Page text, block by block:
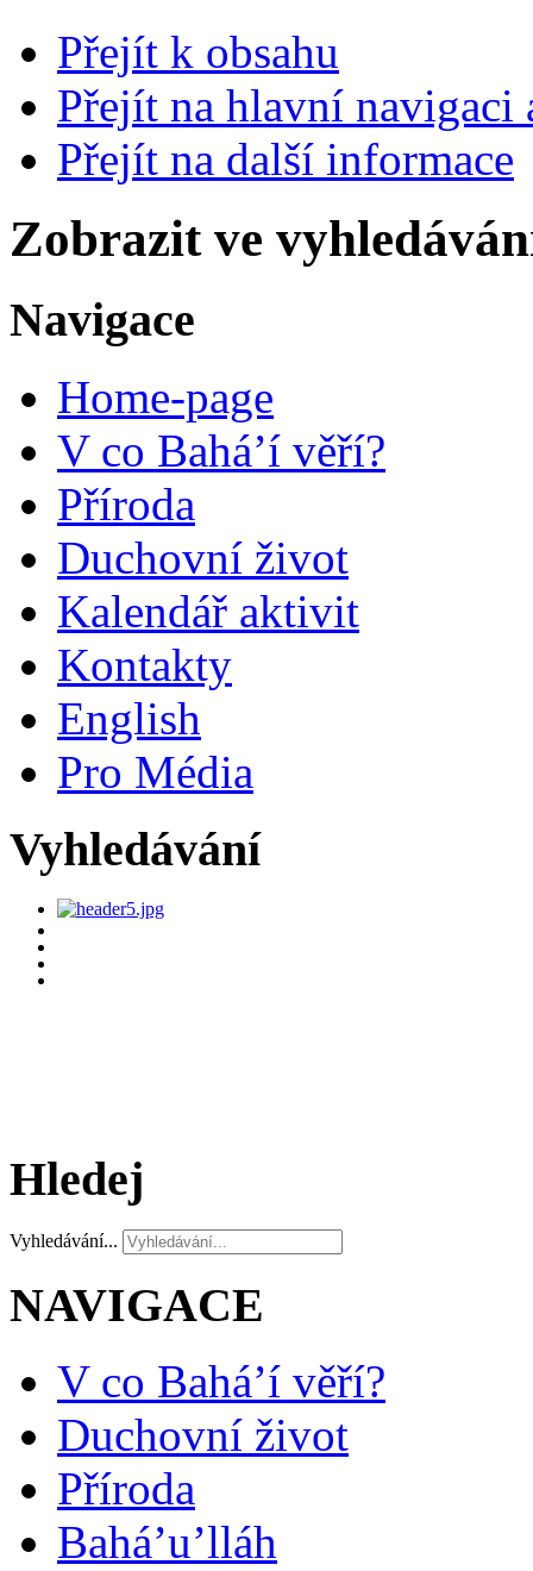
Přejít k obsahu
Přejít na hlavní navigaci
Přejít na další informace
Zobrazit ve
Navigace
Home-page
V co Bahá’í věří?
Příroda
Duchovní život
Kalendář aktivit
Kontakty
English
Pro Média
Vyhledávání
Hledej
Vyhledávání...
NAVIGACE
V co Bahá’í věří?
Duchovní život
Příroda
Bahá’u’lláh